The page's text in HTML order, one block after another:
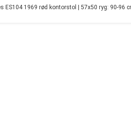
ES104 1969 rød kontorstol | 57x50 ryg: 90-